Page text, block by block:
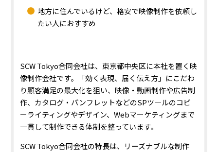
地方に住んでいるけど、格安で映像制作を依頼し
たい人におすすめ
SCW Tokyo合同会社は、東京都中央区に本社を置く映
像制作会社です。「効く表現、届く伝え方」にこだわ
り顧客満足の最大化を狙い、映像・動画制作や広告制
作、カタログ・パンフレットなどのSPツ—ルのコピ
ーライティングやデザイン、Webマーケティングまで
一貫して制作できる体制を整っています。
SCW Tokyo合同会社の特長は、リーズナブルな制作